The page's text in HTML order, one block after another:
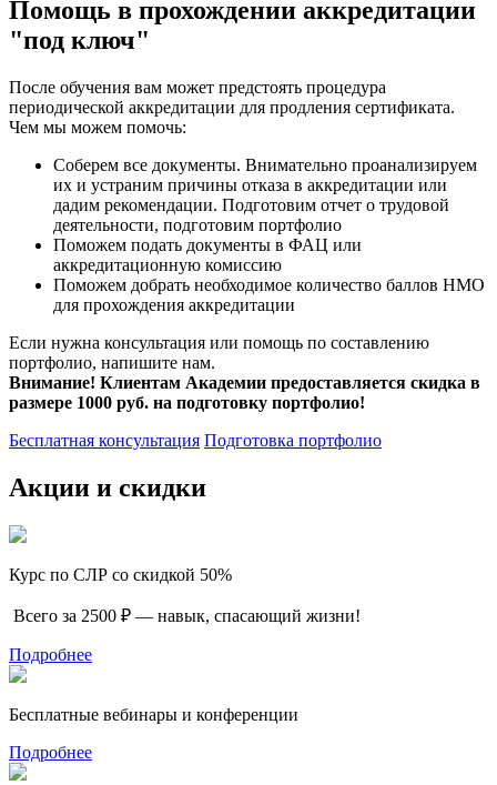
Помощь в прохождении аккредитации
"под ключ"
После обучения вам может предстоять процедура
периодической аккредитации для продления сертификата.
Чем мы можем помочь:
Соберем все документы. Внимательно проанализируем
их и устраним причины отказа в аккредитации или
дадим рекомендации. Подготовим отчет о трудовой
деятельности, подготовим портфолио
Поможем подать документы в ФАЦ или
аккредитационную комиссию
Поможем добрать необходимое количество баллов НМО
для прохождения аккредитации
Если нужна консультация или помощь по составлению
портфолио, напишите нам.
Внимание! Клиентам Академии предоставляется скидка в
размере 1000 руб. на подготовку портфолио!
Бесплатная консультация Подготовка портфолио
Акции и скидки
Курс по СЛР со скидкой 50%
Всего за 2500 ₽ — навык, спасающий жизни!
Подробнее
Бесплатные вебинары и конференции
Подробнее